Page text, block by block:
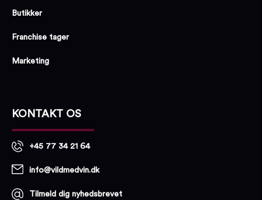
Butikker
Franchise tager
Marketing
KONTAKT OS
+45 77 34 21 64
info@vildmedvin.dk
Tilmeld dig nyhedsbrevet